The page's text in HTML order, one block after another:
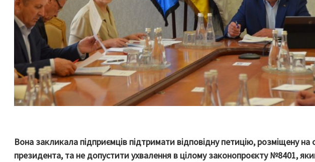
Вона закликала підприємців підтримати відповідну петицію, розміщену на
президента, та не допустити ухвалення в цілому законопроєкту №8401,